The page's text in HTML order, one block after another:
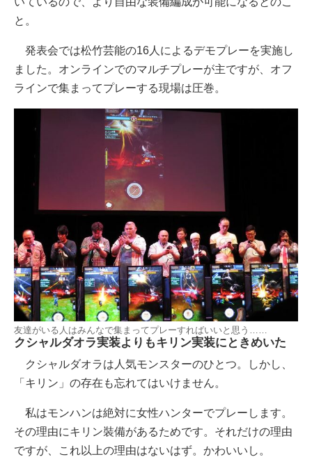
と。
発表会では松竹芸能の16人によるデモプレーを実施し
ました。オンラインでのマルチプレーが主ですが、オフ
ラインで集まってプレーする現場は圧巻。
友達がいる人はみんなで集まってプレーすればいいと思う……
クシャルダオラ実装よりもキリン実装にときめいた
クシャルダオラは人気モンスターのひとつ。しかし、
「キリン」の存在も忘れてはいけません。
私はモンハンは絶対に女性ハンターでプレーします。
その理由にキリン裝備があるためです。それだけの理由
ですが、これ以上の理由はないはず。かわいいし。